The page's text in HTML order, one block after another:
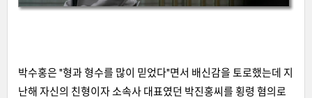
박수홍은 "형과 형수를 많이 믿었다"면서 배신감을 토로했는데 지
난해 자신의 친형이자 소속사 대표였던 박진홍씨를 횡령 혐의로